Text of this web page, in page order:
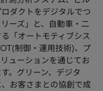
ダクトをデジタルでつ
ーズ」と、自動車・二
「オートモティブシス
制御・運用技術)、プ
ューションを通じてお
。グリーン、デジタ
お客さまとの協創で成